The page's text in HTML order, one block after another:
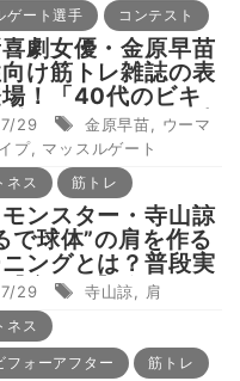
ゲート選手 コンテスト
劇女優・金原早苗
け筋トレ雑誌の表
！「40代のビキ
かしい？そんな時
オドを！」
29 金原早苗
ウーマ
プ, マッスルゲート
ネス 筋トレ
ンスター・寺山諒
で球体”の肩を作る
ニングとは？普段実
肩トレ】全種目を
！
29 寺山諒 肩
ネス
フォーアフター 筋トレ